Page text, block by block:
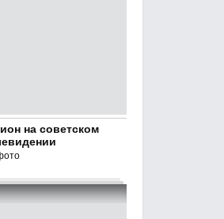
на советском